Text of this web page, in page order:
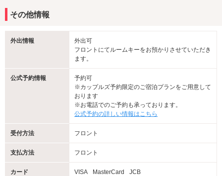
その他情報
外出情報
外出可
フロントにてルームキーをお預かりさせていただき
ます。
公式予約情報
予約可
※カップルズ予約限定のご宿泊プランをご用意して
おります
※お電話でのご予約も承っております。
公式予約の詳しい情報はこちら
受付方法 フロント
支払方法 フロント
カード VISA MasterCard
JCB